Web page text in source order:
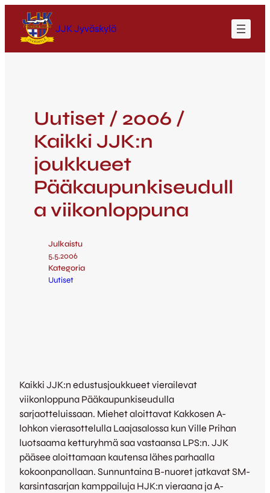
JJK Jyväskylä
Uutiset / 2006 /
Kaikki JJK:n
joukkueet
Pääkaupunkiseudull
a viikonloppuna
Julkaistu
5.5.2006
Kategoria
Uutiset
Kaikki JJK:n edustusjoukkueet vierailevat
viikonloppuna Pääkaupunkiseudulla
sarjaotteluissaan. Miehet aloittavat Kakkosen A-
lohkon vierasottelulla Laajasalossa kun Ville Prihan
luotsaama ketturyhmä saa vastaansa LPS:n. JJK
pääsee aloittamaan kautensa lähes parhaalla
kokoonpanollaan. Sunnuntaina B-nuoret jatkavat SM-
karsintasarjan kamppailuja HJK:n vieraana ja A-